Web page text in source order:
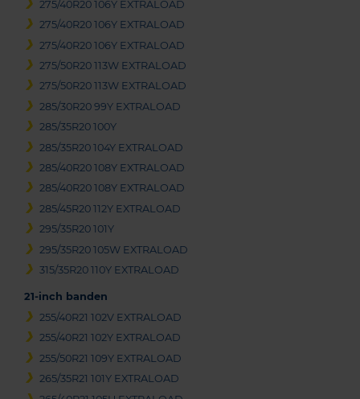
275/40R20 106Y EXTRALOAD
275/40R20 106Y EXTRALOAD
275/40R20 106Y EXTRALOAD
275/50R20 113W EXTRALOAD
275/50R20 113W EXTRALOAD
285/30R20 99Y EXTRALOAD
285/35R20 100Y
285/35R20 104Y EXTRALOAD
285/40R20 108Y EXTRALOAD
285/40R20 108Y EXTRALOAD
285/45R20 112Y EXTRALOAD
295/35R20 101Y
295/35R20 105W EXTRALOAD
315/35R20 110Y EXTRALOAD
21-inch banden
255/40R21 102V EXTRALOAD
255/40R21 102Y EXTRALOAD
255/50R21 109Y EXTRALOAD
265/35R21 101Y EXTRALOAD